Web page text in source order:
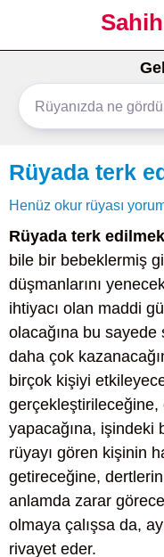
Rüyada terk
Henüz okur rüyası
Rüyada terk
bile bir bebeklermiş
düşmanlarını
ihtiyacı olan maddi
olacağına bu sayede
daha çok
birçok kişiyi
gerçekleştirileceğine,
yapacağına, işindeki
rüyayı gören kişinin
getireceğine,
anlamda zarar
olmaya çalışsa da,
rivayet eder.